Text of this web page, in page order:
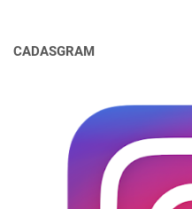
CADASGRAM